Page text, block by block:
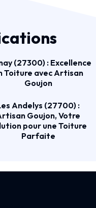
(27300) : Excellence
Toiture avec Artisan
Goujon
Andelys (27700) :
Goujon, Votre
pour une Toiture
Parfaite